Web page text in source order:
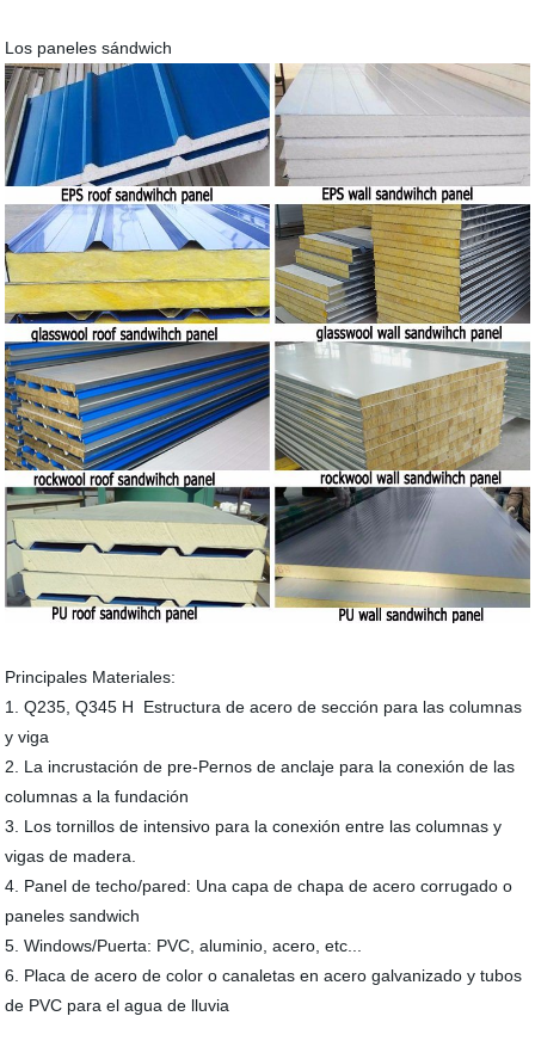
Los paneles sándwich
Principales Materiales:
1. Q235, Q345 H Estructura de acero de sección para las columnas
y viga
2. La incrustación de pre-Pernos de anclaje para la conexión de las
columnas a la fundación
3. Los tornillos de intensivo para la conexión entre las columnas y
vigas de madera.
4. Panel de techo/pared: Una capa de chapa de acero corrugado o
paneles sandwich
5. Windows/Puerta: PVC, aluminio, acero, etc...
6. Placa de acero de color o canaletas en acero galvanizado y tubos
de PVC para el agua de lluvia